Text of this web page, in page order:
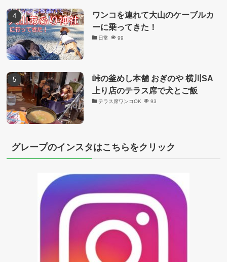
ワンコを連れて大山のケーブルカ
ーに乗ってきた！
日常 99
峠の釜めし本舗 おぎのや 横川SA
上り店のテラス席で犬とご飯
テラス席ワンコOK 93
グレープのインスタはこちらをクリック